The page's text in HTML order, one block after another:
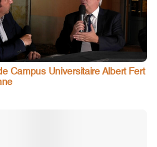
Campus Universitaire Albert Fert